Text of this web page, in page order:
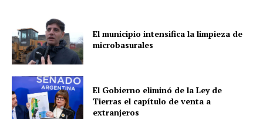
El municipio intensifica la limpieza de
microbasurales
El Gobierno eliminó de la Ley de
Tierras el capítulo de venta a
extranjeros